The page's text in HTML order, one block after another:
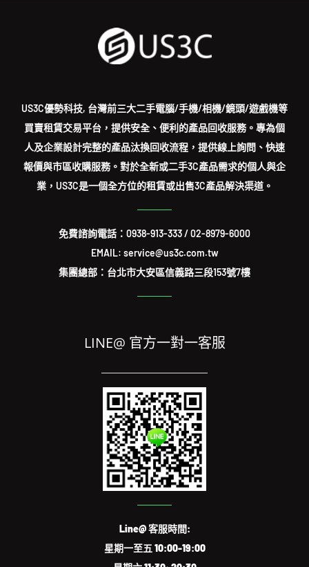
US3C優勢科技, 台灣前三大二手電腦/手機/相機/鏡頭/遊戲機等
買賣租賃交易平台，提供安全、便利的產品回收服務。專為個
人及企業設計完整的產品汰換回收流程，提供線上詢問、快速
報價與市區收購服務。對於全新或二手3C產品需求的個人與企
業，US3C是一個全方位的租賃或出售3C產品解決渠道。
免費諮詢電話：0938-913-333/02-8979-6000
EMAIL: service@us3c.com.tw
LINE@ 官方一對一客服